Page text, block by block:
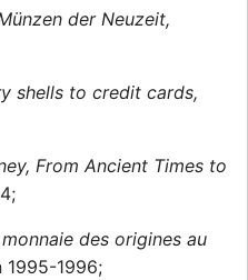
der Neuzeit,
shells to credit cards,
From Ancient Times to
des origines au
1995-1996;